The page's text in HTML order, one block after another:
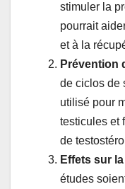
stimuler la
pourrait
et à la
Prévention
de ciclos de
utilisé pour
testicules et
de
Effets sur
études